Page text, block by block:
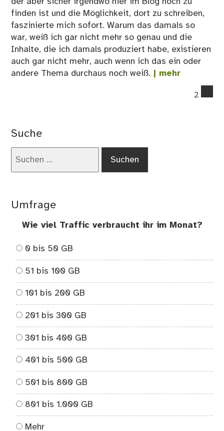
finden ist und die Möglichkeit, dort zu schreiben,
faszinierte mich sofort. Warum das damals so
war, weiß ich gar nicht mehr so genau und die
Inhalte, die ich damals produziert habe, existieren
auch gar nicht mehr, auch wenn ich das ein oder
andere Thema durchaus noch weiß. | mehr
2
Suche
Umfrage
Wie viel Traffic verbraucht ihr im Monat?
0 bis 50 GB
51 bis 100 GB
101 bis 200 GB
201 bis 300 GB
301 bis 400 GB
401 bis 500 GB
501 bis 800 GB
801 bis 1.000 GB
Mehr